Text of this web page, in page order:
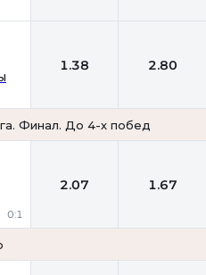
1.38 2.80
Финал. До 4-х побед
0:1
2.07 1.67